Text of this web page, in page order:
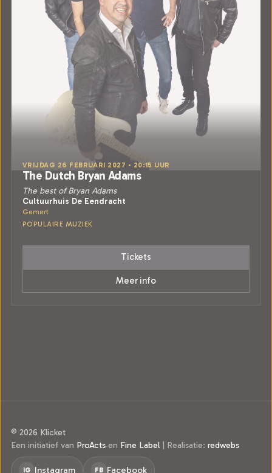
VRIJDAG 26 FEBRUARI 2027 • 20:15 UUR
The Dutch Bryan Adams
The best of Bryan Adams
Cultuurhuis De Eendracht
Gemert
POPULAIRE MUZIEK
Tickets
Meer info
© 2026 Klicket
Een initiatief van ProActs en Fine Label | Realisatie: redwebs
IG Instagram FB Facebook